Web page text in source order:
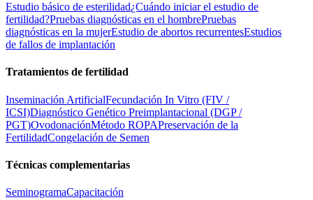
Estudio básico de esterilidad¿Cuándo iniciar el estudio de
fertilidad?Pruebas diagnósticas en el hombrePruebas
diagnósticas en la mujerEstudio de abortos recurrentesEstudios
de fallos de implantación
Tratamientos de fertilidad
Inseminación ArtificialFecundación In Vitro (FIV /
ICSI)Diagnóstico Genético Preimplantacional (DGP /
PGT)OvodonaciónMétodo ROPAPreservación de la
FertilidadCongelación de Semen
Técnicas complementarias
SeminogramaCapacitación